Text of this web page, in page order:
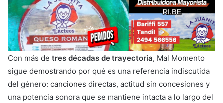
Con más de tres décadas de trayectoria, Mal Momento
sigue demostrando por qué es una referencia indiscutida
del género: canciones directas, actitud sin concesiones y
una potencia sonora que se mantiene intacta a lo largo del